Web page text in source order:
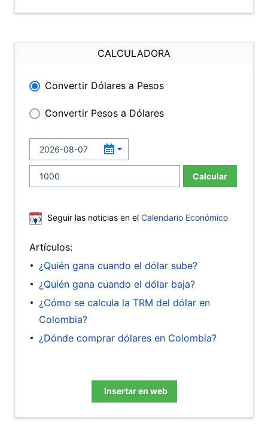
CALCULADORA
Convertir Dólares a Pesos
Convertir Pesos a Dólares
Calcular
Seguir las noticias en el Calendario Económico
Artículos:
¿Quién gana cuando el dólar sube?
¿Quién gana cuando el dólar baja?
¿Cómo se calcula la TRM del dólar en
Colombia?
¿Dónde comprar dólares en Colombia?
Insertar en web